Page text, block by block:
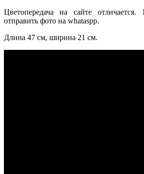
Цветопередача на сайте
отправить фото на whataspp.
Длина 47 см, ширина 21 см.